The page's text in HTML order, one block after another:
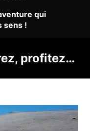
qui
sens !
profitez…